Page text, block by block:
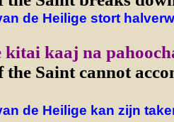
de Heilige stort
kitai kaaj na
the Saint cannot
de Heilige kan zijn